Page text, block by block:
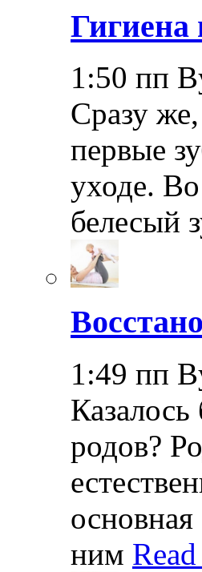
Гигиена
1:50 пп
Сразу
первые
уходе.
белесый
1:49 пп
родов?
ним